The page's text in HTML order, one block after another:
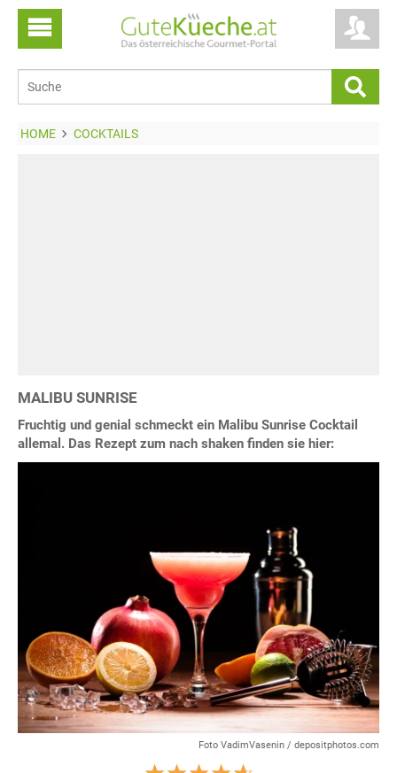
HOME COCKTAILS
MALIBU SUNRISE
Fruchtig und genial schmeckt ein Malibu Sunrise Cocktail
allemal. Das Rezept zum nach shaken finden sie hier:
Foto VadimVasenin / depositphotos.com